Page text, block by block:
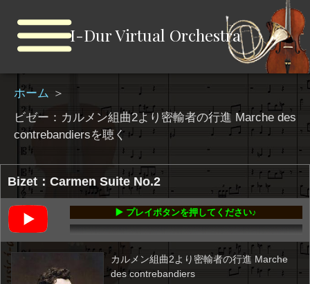
I-Dur Virtual Orchestra
ホーム ＞
ビゼー：カルメン組曲2より密輸者の行進 Marche des
contrebandiersを聴く
Bizet：Carmen Suite No.2
▶️ プレイボタンを押してください♪
カルメン組曲2より密輸者の行進 Marche
des contrebandiers